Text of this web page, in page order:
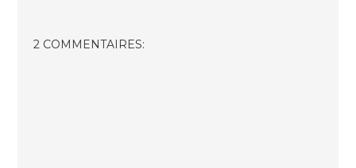
2 COMMENTAIRES: